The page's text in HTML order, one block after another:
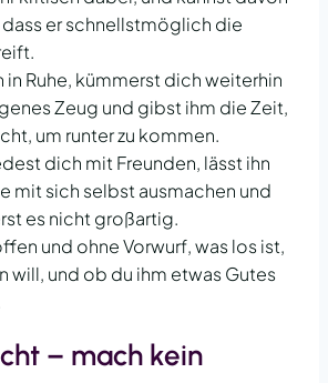
er schnellstmöglich die
in Ruhe, kümmerst dich weiterhin
Zeug und gibst ihm die Zeit,
um runter zu kommen.
dich mit Freunden, lässt ihn
mit sich selbst ausmachen und
es nicht großartig.
und ohne Vorwurf, was los ist,
will, und ob du ihm etwas Gutes
– mach kein